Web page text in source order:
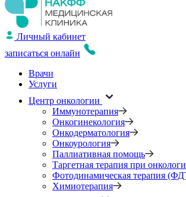
Личный кабинет
записаться онлайн
Врачи
Услуги
Центр онкологии
Иммунотерапия
Онкогинекология
Онкодерматология
Онкоурология
Паллиативная помощь
Таргетная терапия при
Фотодинамическая терапия
Химиотерапия